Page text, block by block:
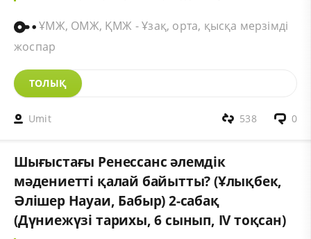
ҰМЖ, ОМЖ, ҚМЖ - Ұзақ, орта, қысқа мерзімді
жоспар
ТОЛЫҚ
Umit 0
538
Шығыстағы Ренессанс әлемдік
мәдениетті қалай байытты? (Ұлықбек,
Әлішер Науаи, Бабыр) 2-сабақ
(Дүниежүзі тарихы, 6 сынып, ІV тоқсан)